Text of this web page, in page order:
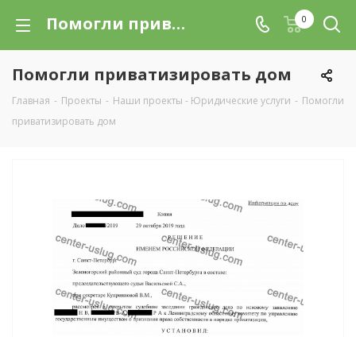
Помогли приватизировать дом в Санкт-Петербурге (СПб) - смета, фото-пример работ | СЗЦУ 0
Помогли приватизировать дом
Главная - Проекты - Наши проекты - Юридические услуги - Помогли
приватизировать дом